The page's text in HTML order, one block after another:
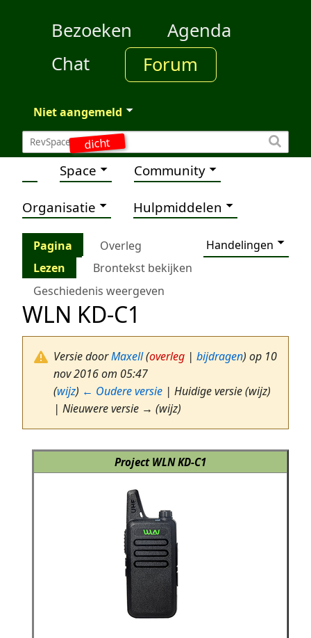
dicht
Bezoeken
Agenda
Chat
Forum
Niet aangemeld
Space Community
Organisatie Hulpmiddelen
Pagina Overleg
Handelingen
Lezen
Brontekst bekijken
Geschiedenis weergeven
WLN KD-C1
Versie doorMaxell(overleg | bijdragen) op 10
nov 2016 om 05:47
(wijz) ← Oudere versie | Huidige versie (wijz)
| Nieuwere versie → (wijz)
Project WLN KD-C1